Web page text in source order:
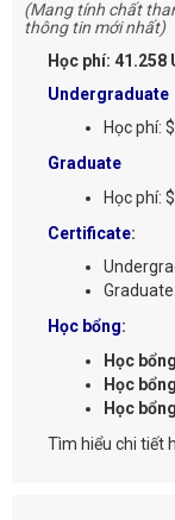
(Mang tính chất
thông tin mới nhất)
Học phí: 41.258
Undergraduate
Học phí:
Graduate
Học phí:
Certificate:
Học bổng:
Học
Học
Học
Tìm hiểu chi tiết